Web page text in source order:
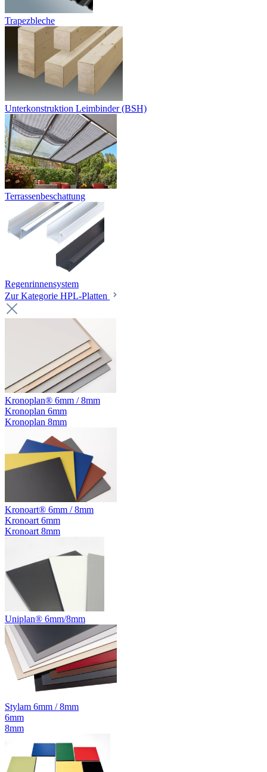
Trapezbleche
Unterkonstruktion Leimbinder (BSH)
Terrassenbeschattung
Regenrinnensystem
Zur Kategorie HPL-Platten
Kronoplan® 6mm / 8mm
Kronoplan 6mm
Kronoplan 8mm
Kronoart® 6mm / 8mm
Kronoart 6mm
Kronoart 8mm
Uniplan® 6mm/8mm
Stylam 6mm / 8mm
6mm
8mm